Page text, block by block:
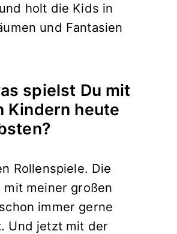
holt die Kids in
und Fantasien
spielst Du mit
Kindern heute
Rollenspiele. Die
mit meiner großen
immer gerne
Und jetzt mit der